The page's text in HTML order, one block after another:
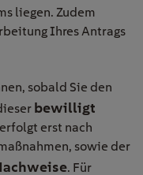
liegen. Zudem
Ihres Antrags
sobald Sie den
bewilligt
erst nach
sowie der
. Für